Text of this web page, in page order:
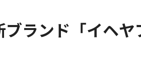
ランド「イヘ